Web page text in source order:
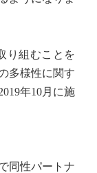
り組むことを
多様性に関す
年10月に施
同性パートナ